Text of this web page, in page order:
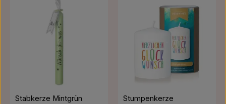
Stabkerze Mintgrün
Stumpenkerze